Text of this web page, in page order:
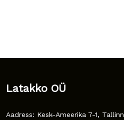
Latakko OÜ
Aadress: Kesk-Ameerika 7-1, Tallinn